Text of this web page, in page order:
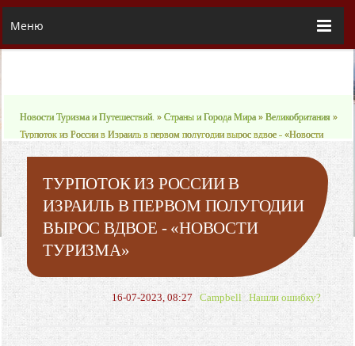
Меню
Новости Туризма и Путешествий. »Страны и Города Мира »Великобритания »
Турпоток из России в Израиль в первом полугодии вырос вдвое - «Новости
туризма»
ТУРПОТОК ИЗ РОССИИ В
ИЗРАИЛЬ В ПЕРВОМ ПОЛУГОДИИ
ВЫРОС ВДВОЕ - «НОВОСТИ
ТУРИЗМА»
16-07-2023, 08:27 Campbell Нашли ошибку?